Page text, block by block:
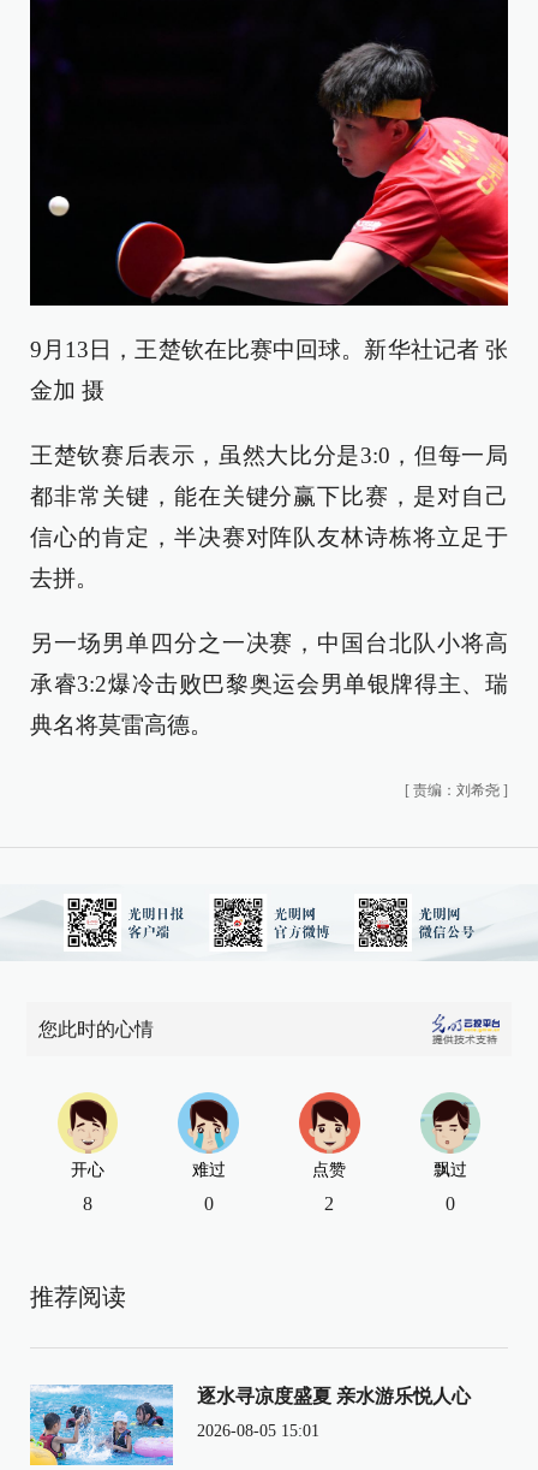
9月13日，王楚钦在比赛中回球。新华社记者 张
金加 摄
王楚钦赛后表示，虽然大比分是3:0，但每一局
都非常关键，能在关键分赢下比赛，是对自己
信心的肯定，半决赛对阵队友林诗栋将立足于
去拼。
另一场男单四分之一决赛，中国台北队小将高
承睿3:2爆冷击败巴黎奥运会男单银牌得主、瑞
典名将莫雷高德。
[ 责编：刘希尧 ]
您此时的心情
开心
8
难过
0
点赞
2
飘过
0
推荐阅读
逐水寻凉度盛夏 亲水游乐悦人心
2026-08-05 15:01